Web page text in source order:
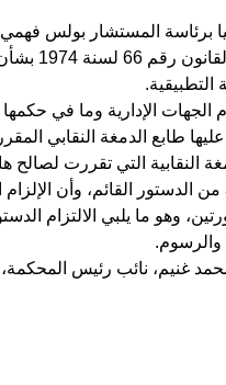
برئاسة المستشار بولس
الإدارية وما في
طابع الدمغة النقابي
النقابية التي تقررت لصالح
الضوابط التي قررتها المادة 38 من
وهو ما يلبي
غنيم، نائب رئيس المحكمة،